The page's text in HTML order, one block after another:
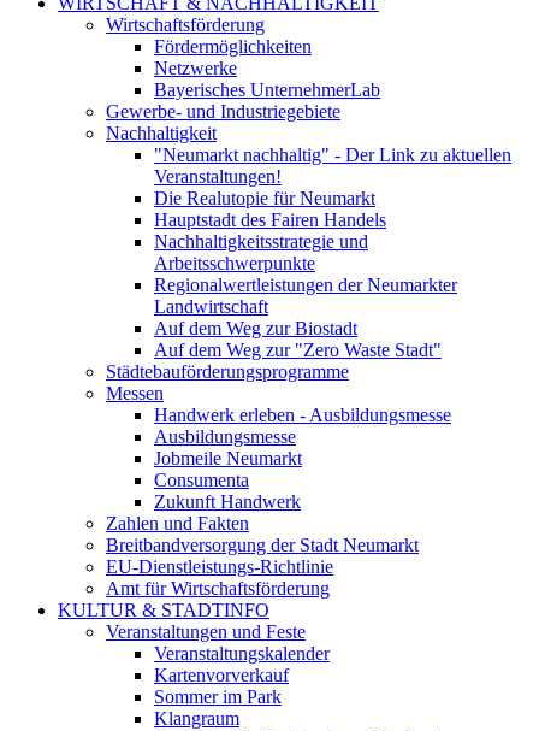
Wirtschaftsförderung
Fördermöglichkeiten
Netzwerke
Bayerisches UnternehmerLab
Gewerbe- und Industriegebiete
Nachhaltigkeit
"Neumarkt nachhaltig" - Der Link zu aktuellen
Veranstaltungen!
Die Realutopie für Neumarkt
Hauptstadt des Fairen Handels
Nachhaltigkeitsstrategie und
Arbeitsschwerpunkte
Regionalwertleistungen der Neumarkter
Landwirtschaft
Auf dem Weg zur Biostadt
Auf dem Weg zur "Zero Waste Stadt"
Städtebauförderungsprogramme
Messen
Handwerk erleben - Ausbildungsmesse
Ausbildungsmesse
Jobmeile Neumarkt
Consumenta
Zukunft Handwerk
Zahlen und Fakten
Breitbandversorgung der Stadt Neumarkt
EU-Dienstleistungs-Richtlinie
Amt für Wirtschaftsförderung
KULTUR & STADTINFO
Veranstaltungen und Feste
Veranstaltungskalender
Kartenvorverkauf
Sommer im Park
Klangraum